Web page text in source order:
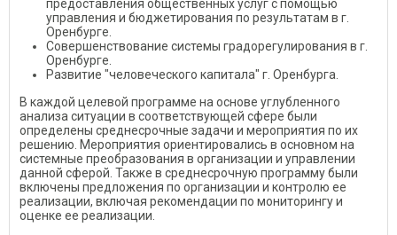
предоставления общественных услуг с помощью
управления и бюджетирования по результатам в г.
Оренбурге.
Совершенствование системы градорегулирования в г.
Оренбурге.
Развитие "человеческого капитала" г. Оренбурга.
В каждой целевой программе на основе углубленного
анализа ситуации в соответствующей сфере были
определены среднесрочные задачи и мероприятия по их
решению. Мероприятия ориентировались в основном на
системные преобразования в организации и управлении
данной сферой. Также в среднесрочную программу были
включены предложения по организации и контролю ее
реализации, включая рекомендации по мониторингу и
оценке ее реализации.